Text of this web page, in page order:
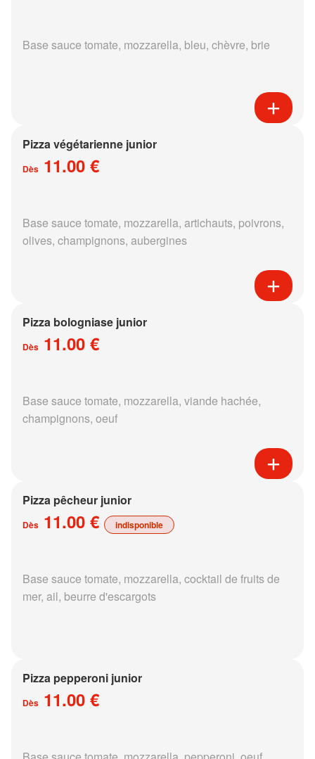
Base sauce tomate, mozzarella, bleu, chèvre, brie
Pizza végétarienne junior
Dès 11.00 €
Base sauce tomate, mozzarella, artichauts, poivrons,
olives, champignons, aubergines
Pizza bologniase junior
Dès 11.00 €
Base sauce tomate, mozzarella, viande hachée,
champignons, oeuf
Pizza pêcheur junior
Dès 11.00 € indisponible
Base sauce tomate, mozzarella, cocktail de fruits de
mer, ail, beurre d'escargots
Pizza pepperoni junior
Dès 11.00 €